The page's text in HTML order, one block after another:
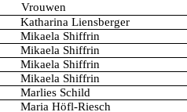
Vrouwen
Katharina Liensberger
Mikaela Shiffrin
Mikaela Shiffrin
Mikaela Shiffrin
Mikaela Shiffrin
Marlies Schild
Maria Höfl-Riesch